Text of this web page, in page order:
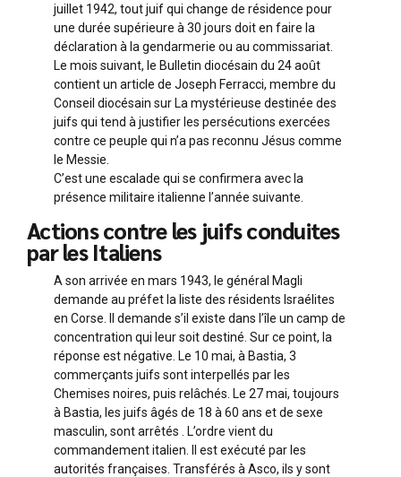
juillet 1942, tout juif qui change de résidence pour
une durée supérieure à 30 jours doit en faire la
déclaration à la gendarmerie ou au commissariat.
Le mois suivant, le Bulletin diocésain du 24 août
contient un article de Joseph Ferracci, membre du
Conseil diocésain sur La mystérieuse destinée des
juifs qui tend à justifier les persécutions exercées
contre ce peuple qui n’a pas reconnu Jésus comme
le Messie.
C’est une escalade qui se confirmera avec la
présence militaire italienne l’année suivante.
Actions contre les juifs conduites
par les Italiens
A son arrivée en mars 1943, le général Magli
demande au préfet la liste des résidents Israélites
en Corse. Il demande s’il existe dans l’île un camp de
concentration qui leur soit destiné. Sur ce point, la
réponse est négative. Le 10 mai, à Bastia, 3
commerçants juifs sont interpellés par les
Chemises noires, puis relâchés. Le 27 mai, toujours
à Bastia, les juifs âgés de 18 à 60 ans et de sexe
masculin, sont arrêtés . L’ordre vient du
commandement italien. Il est exécuté par les
autorités françaises. Transférés à Asco, ils y sont